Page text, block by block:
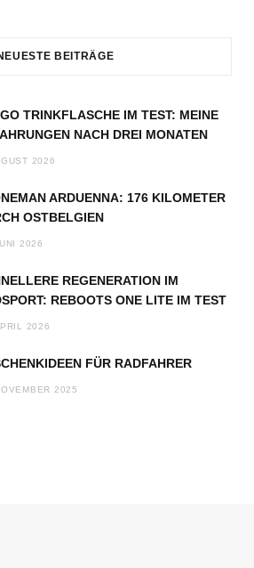
BEITRÄGE
TRINKFLASCHE IM TEST: MEINE
NACH DREI MONATEN
2026
ARDUENNA: 176 KILOMETER
OSTBELGIEN
2026
REGENERATION IM
REBOOTS ONE LITE IM TEST
2026
FÜR RADFAHRER
2025